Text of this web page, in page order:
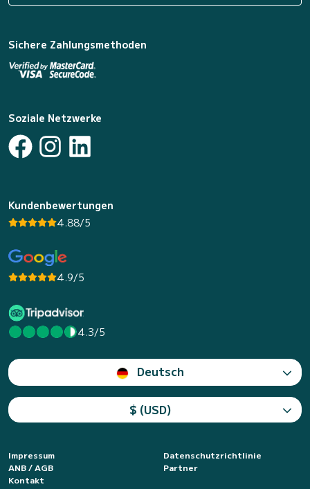
Sichere Zahlungsmethoden
Soziale Netzwerke
Kundenbewertungen
4.88/5
4.9/5
4.3/5
Deutsch
$ (USD)
Impressum
Datenschutzrichtlinie
ANB / AGB
Partner
Kontakt